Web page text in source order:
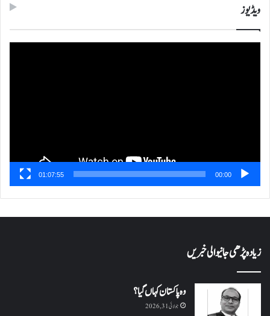
ویڈیوز
00:00
01:07:55
زیادہ پڑھی جانیوالی خبریں
وہ پاکستان کہاں گیا؟
جولائی 31, 2026